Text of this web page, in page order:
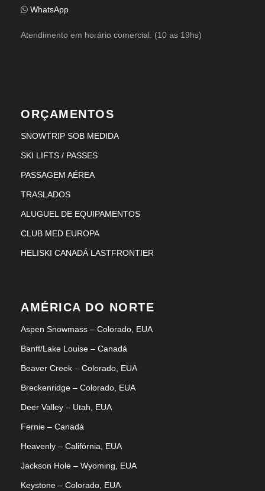
WhatsApp
Atendimento em horário comercial. (10 as 19hs)
ORÇAMENTOS
SNOWTRIP SOB MEDIDA
SKI LIFTS / PASSES
PASSAGEM AÉREA
TRASLADOS
ALUGUEL DE EQUIPAMENTOS
CLUB MED EUROPA
HELISKI CANADÁ LASTFRONTIER
AMÉRICA DO NORTE
Aspen Snowmass – Colorado, EUA
Banff/Lake Louise – Canadá
Beaver Creek – Colorado, EUA
Breckenridge – Colorado, EUA
Deer Valley – Utah, EUA
Fernie – Canadá
Heavenly – Califórnia, EUA
Jackson Hole – Wyoming, EUA
Keystone – Colorado, EUA